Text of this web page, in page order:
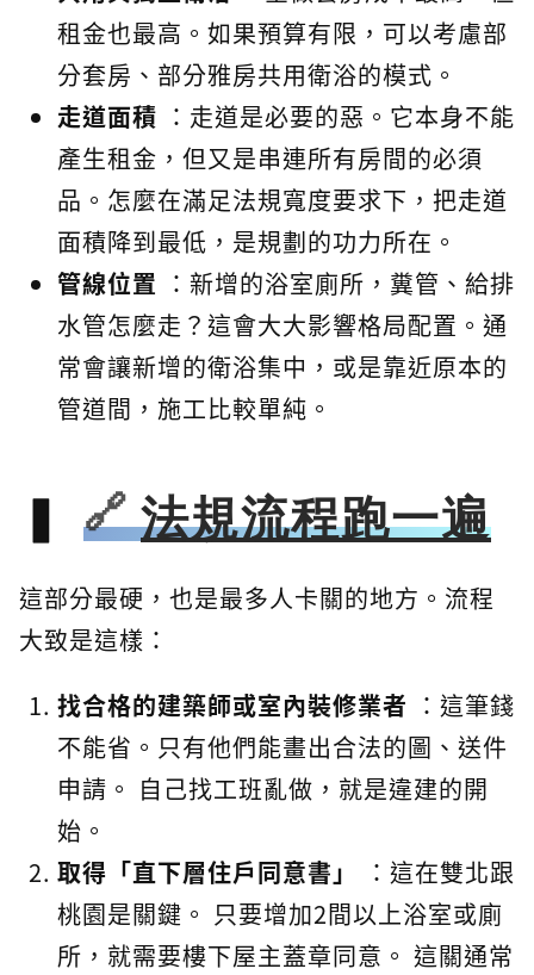
租金也最高。如果預算有限，可以考慮部
分套房、部分雅房共用衛浴的模式。
走道面積 ：走道是必要的惡。它本身不能
產生租金，但又是串連所有房間的必須
品。怎麼在滿足法規寬度要求下，把走道
面積降到最低，是規劃的功力所在。
管線位置 ：新增的浴室廁所，糞管、給排
水管怎麼走？這會大大影響格局配置。通
常會讓新增的衛浴集中，或是靠近原本的
管道間，施工比較單純。
法規流程跑一遍
這部分最硬，也是最多人卡關的地方。流程
大致是這樣：
找合格的建築師或室內裝修業者 ：這筆錢
不能省。只有他們能畫出合法的圖、送件
申請。 自己找工班亂做，就是違建的開
始。
取得「直下層住戶同意書」
：這在雙北跟
桃園是關鍵。 只要增加2間以上浴室或廁
所，就需要樓下屋主蓋章同意。 這關通常